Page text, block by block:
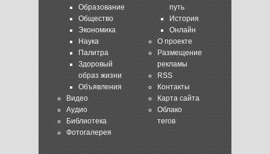
Образование
Общество
Экономика
Наука
Палитра
Здоровый
образ жизни
Объявления
Видео
Аудио
Библиотека
Фотогалерея
путь
История
Онлайн
О проекте
Размещение
рекламы
RSS
Контакты
Карта сайта
Облако
тегов